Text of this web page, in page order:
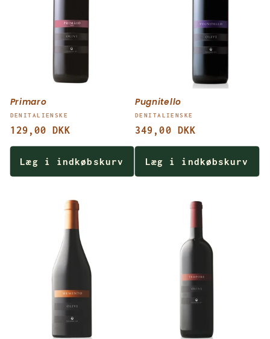
Primaro
Forhandler:
DENITALIENSKE
Normalpris
129,00 DKK
Læg i indkøbskurv
Pugnitello
Forhandler:
DENITALIENSKE
Normalpris
349,00 DKK
Læg i indkøbskurv